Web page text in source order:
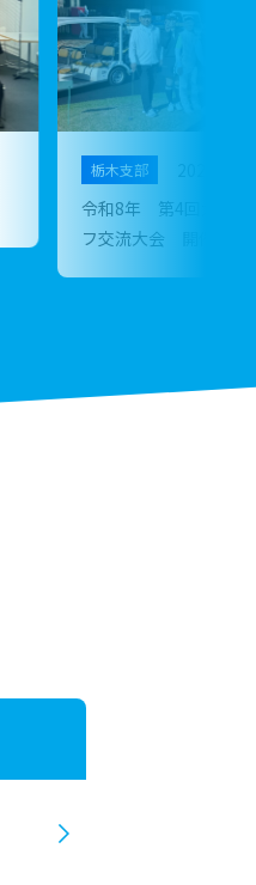
緑土会
武蔵⼯業⼤学 ⼟⽊⼯
（仮）「武⼯⼤⼟⽊